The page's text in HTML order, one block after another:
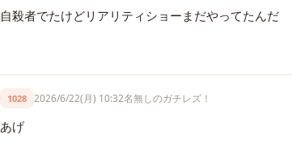
自殺者でたけどリアリティショーまだやってたんだ
1028 2026/6/22(月) 10:32名無しのガチレズ！
あげ